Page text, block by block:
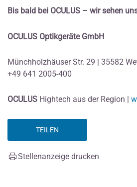
Bis bald bei OCULUS – wir sehen
OCULUS Optikgeräte GmbH
Münchholzhäuser Str. 29 | 35582
+49 641 2005-400
OCULUS Hightech aus der Region |
TEILEN
Stellenanzeige drucken